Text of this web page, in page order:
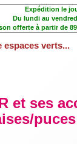
Expédition le
Du lundi au
offerte à partir de
verts...
et ses